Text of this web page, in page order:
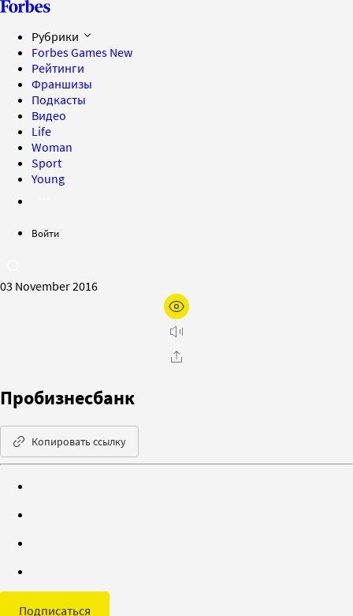
Рубрики
Forbes Games New
Рейтинги
Франшизы
Подкасты
Видео
Life
Woman
Sport
Young
Войти
03 November 2016
Пробизнесбанк
Копировать ссылку
Подписаться